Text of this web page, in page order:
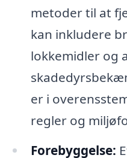
metoder til at
kan inkludere
lokkemidler og
er i
regler og
Forebyggelse: